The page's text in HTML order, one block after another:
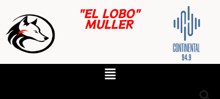
"EL LOBO"
MULLER